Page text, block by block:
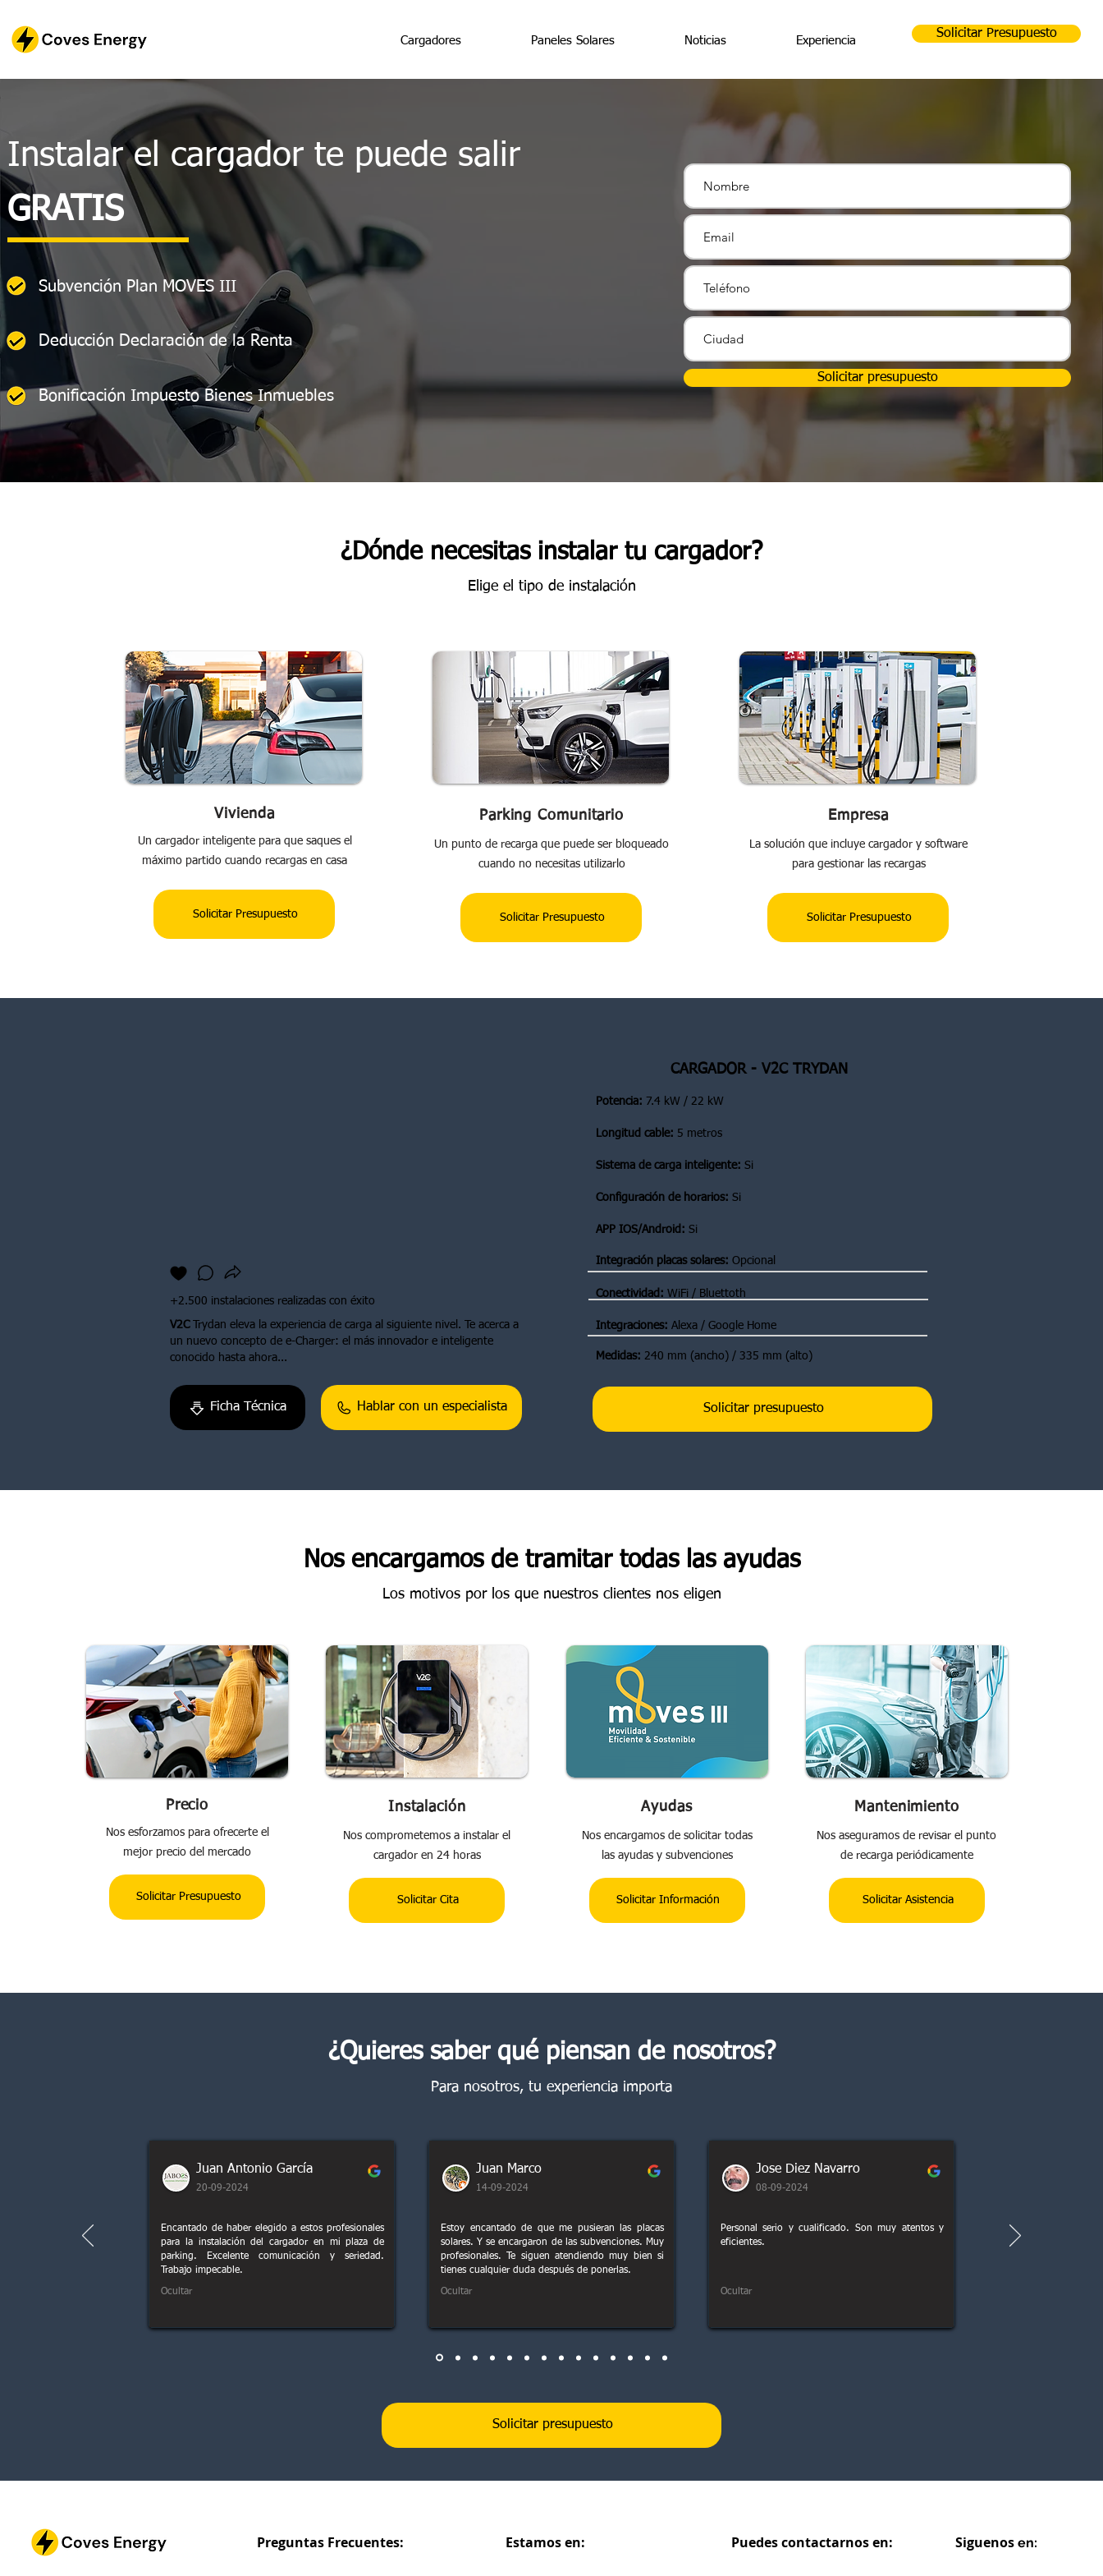
Cargadores Paneles Solares Noticias Experiencia
Solicitar Presupuesto
Instalar el cargador te puede salir
GRATIS
Subvención Plan MOVES III
Deducción Declaración de la Renta
Bonificación Impuesto Bienes Inmuebles
Solicitar presupuesto
¿Dónde necesitas instalar tu cargador?
Elige el tipo de instalación
Vivienda
Un cargador inteligente para que saques el
máximo partido cuando recargas en casa
Solicitar Presupuesto
Parking Comunitario
Un punto de recarga que puede ser bloqueado
cuando no necesitas utilizarlo
Solicitar Presupuesto
Empresa
La solución que incluye cargador y software
para gestionar las recargas
Solicitar Presupuesto
+2.500 instalaciones realizadas con éxito
V2C
Trydan eleva la experiencia de carga al siguiente nivel. Te acerca a
un nuevo concepto de e-Charger: el más innovador e inteligente
conocido hasta ahora...
Ficha Técnica Hablar con un especialista
CARGADOR - V2C TRYDAN
Potencia: 7.4 kW / 22 kW
Longitud cable: 5 metros
Sistema de carga inteligente: Si
Configuración de horarios: Si
APP IOS/Android: Si
Integración placas solares: Opcional
Conectividad: WiFi / Bluettoth
Integraciones: Alexa / Google Home
Medidas: 240 mm (ancho) / 335 mm (alto)
Solicitar presupuesto
Nos encargamos de tramitar todas las ayudas
Los motivos por los que nuestros clientes nos eligen
Precio
Nos esforzamos para ofrecerte el
mejor precio del mercado
Solicitar Presupuesto
Instalación
Nos comprometemos a instalar el
cargador en 24 horas
Solicitar Cita
Ayudas
Nos encargamos de solicitar todas
las ayudas y subvenciones
Solicitar Información
Mantenimiento
Nos aseguramos de revisar el punto
de recarga periódicamente
Solicitar Asistencia
¿Quieres saber qué piensan de nosotros?
Para nosotros, tu experiencia importa
Juan Antonio García
20-09-2024
Encantado de haber elegido a estos profesionales
para la instalación del cargador en mi plaza de
parking. Excelente comunicación y seriedad.
Trabajo impecable.
Ocultar
Juan Marco
14-09-2024
Estoy encantado de que me pusieran las placas
solares. Y se encargaron de las subvenciones. Muy
profesionales. Te siguen atendiendo muy bien si
tienes cualquier duda después de ponerlas.
Ocultar
Jose Diez Navarro
08-09-2024
Personal serio y cualificado. Son muy atentos y
eficientes.
Ocultar
Solicitar presupuesto
Preguntas Frecuentes: Estamos en: Puedes contactarnos en: Siguenos en: